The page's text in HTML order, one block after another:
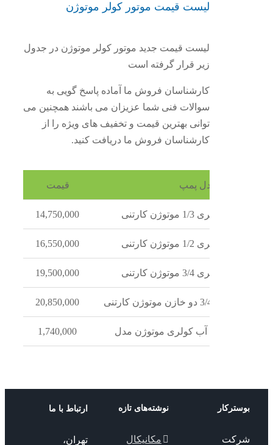
لیست قیمت موتور کولر موتوژن
لیست قیمت جدید موتور کولر موتوژن در جدول
زیر قرار گرفته است
کارشناسان فروش ما آماده پاسخ گویی به
سوالات فنی شما عزیزان می باشند همچنین می
توانی بهترین قیمت و تخفیف های ویژه را از
کارشناسان فروش ما دریافت کنید.
14,750,000
16,550,000
19,500,000
20,850,000
1,740,000
نوشته‌های تازه
مکانیکال
ارتباط با ما